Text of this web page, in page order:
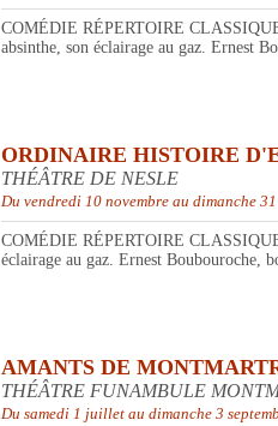
COMÉDIE RÉPERTOIRE CLASSIQUE
absinthe, son éclairage au gaz. Ernest
ORDINAIRE HISTOIRE
THÉÂTRE DE NESLE
Du vendredi 10 novembre au dimanche
COMÉDIE RÉPERTOIRE
éclairage au gaz. Ernest Boubouroche,
AMANTS DE
THÉÂTRE FUNAMBULE
Du samedi 1 juillet au dimanche 3